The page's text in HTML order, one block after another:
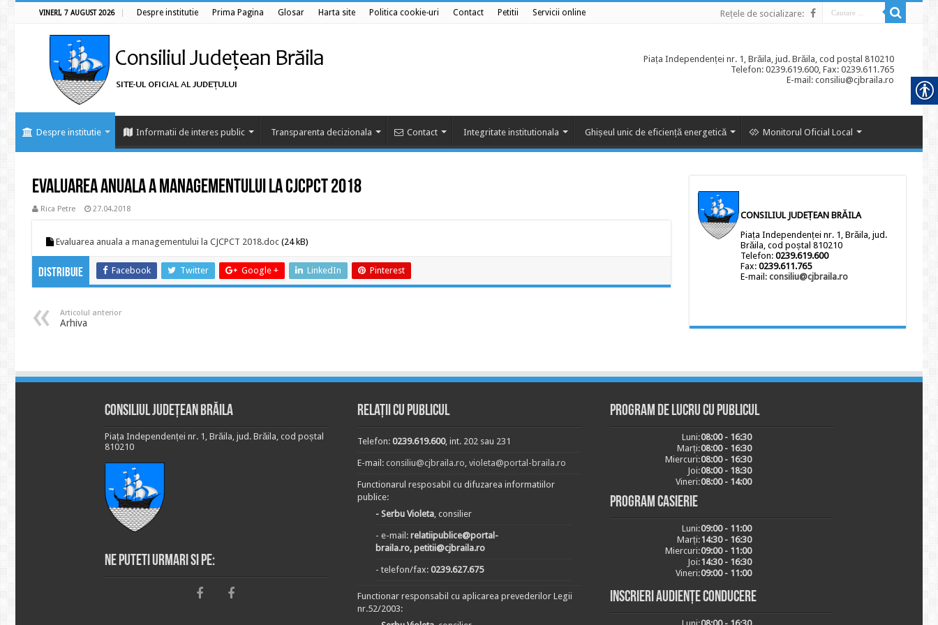
VINERI, 7 AUGUST 2026 Despre institutie Prima Pagina Glosar Harta site Politica cookie-uri Contact Petitii Servicii online Rețele de socializare:
Piața Independenței nr. 1, Brăila, jud. Brăila, cod poștal 810210
Telefon: 0239.619.600, Fax: 0239.611.765
E-mail: consiliu@cjbraila.ro
Despre institutie Informatii de interes public Transparenta decizionala Contact Integritate institutionala Ghișeul unic de eficiență energetică Monitorul Oficial Local
Evaluarea anuala a managementului la CJCPCT 2018
Rica Petre 27.04.2018
Evaluarea anuala a managementului la CJCPCT 2018.doc (24 kB)
Distribuie Facebook Twitter Google + LinkedIn Pinterest
Articolul anterior
Arhiva
CONSILIUL JUDEȚEAN BRĂILA
Piața Independenței nr. 1, Brăila, jud.
Brăila, cod poștal 810210
Telefon: 0239.619.600
Fax: 0239.611.765
E-mail: consiliu@cjbraila.ro
Consiliul Județean Brăila
Piața Independenței nr. 1, Brăila, jud. Brăila, cod poștal
810210
Ne puteti urmari si pe:
Relații cu publicul
Telefon: 0239.619.600, int. 202 sau 231
E-mail: consiliu@cjbraila.ro, violeta@portal-braila.ro
Functionarul resposabil cu difuzarea informatiilor
publice:
- Serbu Violeta, consilier
- e-mail: relatiipublice@portal-
braila.ro, petitii@cjbraila.ro
- telefon/fax: 0239.627.675
Functionar responsabil cu aplicarea prevederilor Legii
nr.52/2003:
Program de lucru cu publicul
Luni:08:00 - 16:30
Marți:08:00 - 16:30
Miercuri:08:00 - 16:30
Joi:08:00 - 18:30
Vineri:08:00 - 14:00
Program casierie
Luni:09:00 - 11:00
Marți:14:30 - 16:30
Miercuri:09:00 - 11:00
Joi:14:30 - 16:30
Vineri:09:00 - 11:00
Inscrieri audiențe conducere